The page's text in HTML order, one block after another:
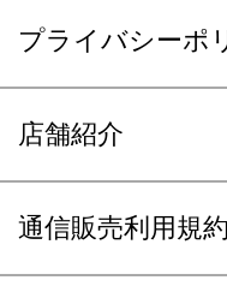
プライバシーポ
店舗紹介
通信販売利用規約